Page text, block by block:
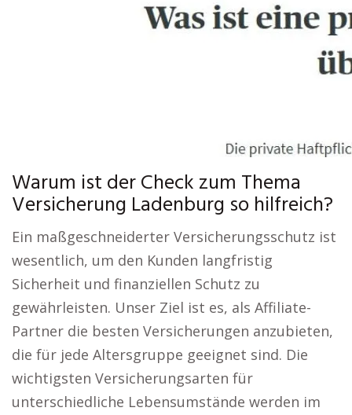
Warum ist der Check zum Thema
Versicherung Ladenburg so hilfreich?
Ein maßgeschneiderter Versicherungsschutz ist
wesentlich, um den Kunden langfristig
Sicherheit und finanziellen Schutz zu
gewährleisten. Unser Ziel ist es, als Affiliate-
Partner die besten Versicherungen anzubieten,
die für jede Altersgruppe geeignet sind. Die
wichtigsten Versicherungsarten für
unterschiedliche Lebensumstände werden im